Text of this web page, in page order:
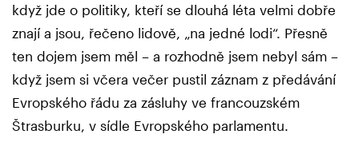
když jde o politiky, kteří se dlouhá léta velmi dobře
znají a jsou, řečeno lidově, „na jedné lodi“. Přesně
ten dojem jsem měl – a rozhodně jsem nebyl sám –
když jsem si včera večer pustil záznam z předávání
Evropského řádu za zásluhy ve francouzském
Štrasburku, v sídle Evropského parlamentu.